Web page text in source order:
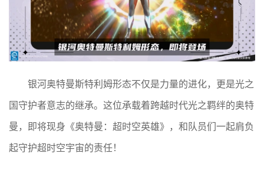
银河奥特曼斯特利姆形态不仅是力量的进化，更是光之
国守护者意志的继承。这位承载着跨越时代光之羁绊的奥特
曼，即将现身《奥特曼：超时空英雄》，和队员们一起肩负
起守护超时空宇宙的责任！